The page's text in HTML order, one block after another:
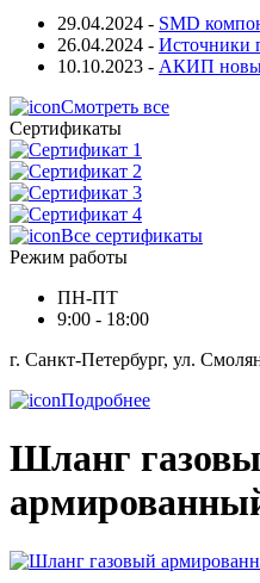
29.04.2024 - SMD
26.04.2024 - Источники
10.10.2023 - АКИП
Смотреть все
Сертификаты
Все сертификаты
Режим работы
ПН-ПТ
9:00 - 18:00
г. Санкт-Петербург, ул.
Подробнее
Шланг